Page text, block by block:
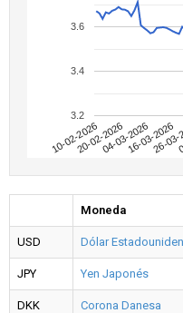
10-02-202620-02-202604-03-202616-03-2026
26-
3.2
3.4
3.6
Moneda
USD Dólar
JPY Yen Japonés
DKK Corona Danesa